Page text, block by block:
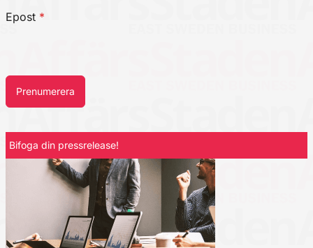
Epost *
Prenumerera
Bifoga din pressrelease!